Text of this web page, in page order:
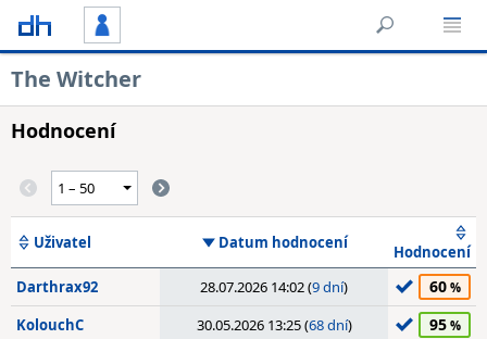
The Witcher
Hodnocení
Uživatel Datum hodnocení
Hodnocení
Darthrax92
28.07.2026 14:02 (9 dní) 60
KolouchC 30.05.2026 13:25 (68 dní) 95